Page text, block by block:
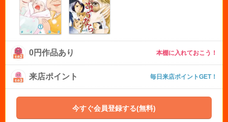
0円作品あり 本棚に入れておこう！
来店ポイント 毎日来店ポイントGET！
今すぐ会員登録する(無料)